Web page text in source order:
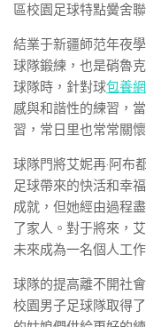
區校園足球特點黌舍
結業于新疆師范年夜
球隊鍛練，也是硝魯
球隊時，針對球包養
感與和諧性的練習，
習，常日里也常常關
球隊門將艾妮再·阿布
足球帶來的快活和幸
成就，但她經由過程
了家人。對于將來，
未來成為一名個人工
球隊的提高離不開社
校園男子足球隊取得